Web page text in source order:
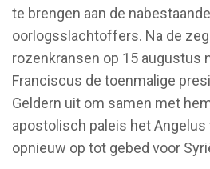
te brengen aan de
oorlogsslachtoffers. Na de
rozenkransen op 15 augustus
Franciscus de toenmalige
Geldern uit om samen met
apostolisch paleis het Angelus
opnieuw op tot gebed voor